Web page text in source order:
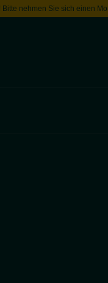
Bitte nehmen Sie sich einen